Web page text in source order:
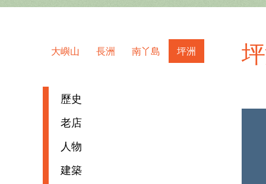
大嶼山 長洲 南丫島 坪洲
歷史
老店
人物
建築